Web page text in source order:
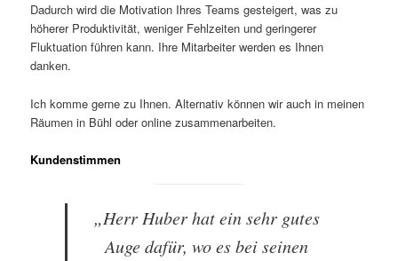
Dadurch wird die Motivation Ihres Teams gesteigert, was zu
höherer Produktivität, weniger Fehlzeiten und geringerer
Fluktuation führen kann. Ihre Mitarbeiter werden es Ihnen
danken.
Ich komme gerne zu Ihnen. Alternativ können wir auch in meinen
Räumen in Bühl oder online zusammenarbeiten.
Kundenstimmen
„Herr Huber hat ein sehr gutes
Auge dafür, wo es bei seinen